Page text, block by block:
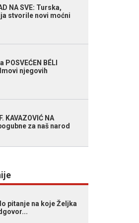
NA SVE: Turska,
stvorile novi moćni
POSVEĆEN BÉLI
njegovih
KAVAZOVIĆ NA
za naš narod
pitanje na koje Željka